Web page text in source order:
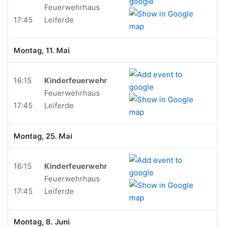
17:45
Feuerwehrhaus
Leiferde
Montag, 11. Mai
16:15
17:45
Kinderfeuerwehr
Feuerwehrhaus
Leiferde
Montag, 25. Mai
16:15
17:45
Kinderfeuerwehr
Feuerwehrhaus
Leiferde
Montag, 8. Juni